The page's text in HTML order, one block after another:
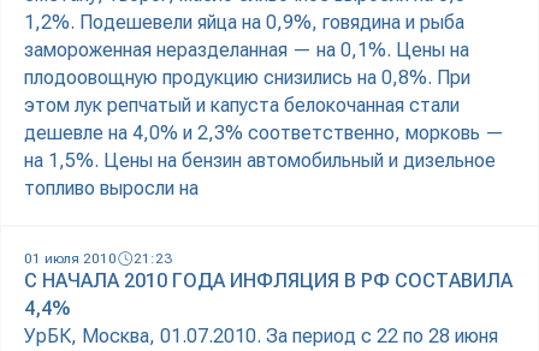
1,2%. Подешевели яйца на 0,9%, говядина и рыба
замороженная неразделанная — на 0,1%. Цены на
плодоовощную продукцию снизились на 0,8%. При
этом лук репчатый и капуста белокочанная стали
дешевле на 4,0% и 2,3% соответственно, морковь —
на 1,5%. Цены на бензин автомобильный и дизельное
топливо выросли на
01 июля 2010 21:23
С НАЧАЛА 2010 ГОДА ИНФЛЯЦИЯ В РФ СОСТАВИЛА
4,4%
УрБК, Москва, 01.07.2010. За период с 22 по 28 июня